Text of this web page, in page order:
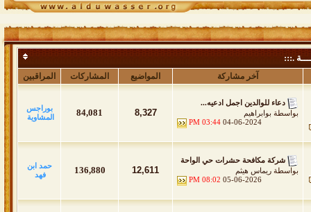
.:::
آخر مشاركة المواضيع المشاركات المراقبين
دعاء للوالدين اجمل ادعيه...
بواسطة بوابراهيم
04-06-2024
03:44 PM
8,327
84,081
بوراجس
المشاوية
شركة مكافحة حشرات حي الواحة
بواسطة ريماس هيثم
05-06-2026
08:02 PM
12,611
136,880
حمد ابن
فهد